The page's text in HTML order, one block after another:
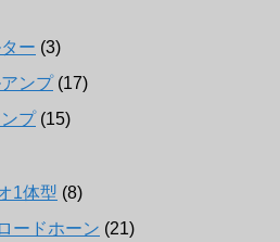
ー (3)
ンプ(17)
プ(15)
1体型 (8)
ードホーン (21)